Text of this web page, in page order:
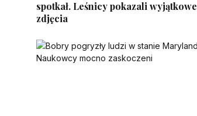
spotkał. Leśnicy pokazali wyjątkowe
zdjęcia